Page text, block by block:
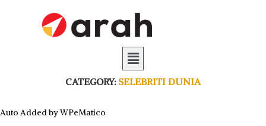
CATEGORY: SELEBRITI DUNIA
Auto Added by WPeMatico